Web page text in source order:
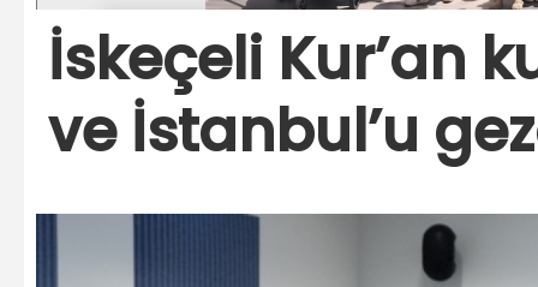
İskeçeli Kur’an
ve İstanbul’u